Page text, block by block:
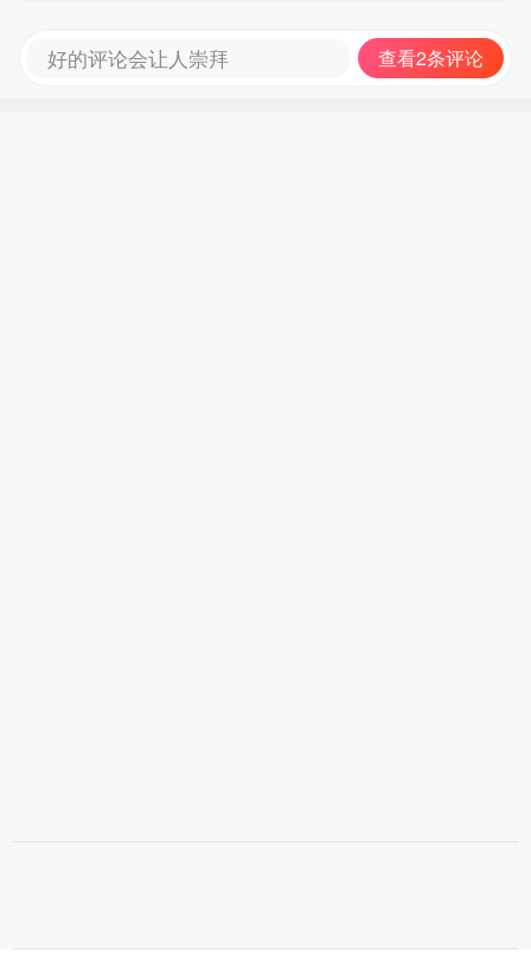
好的评论会让人崇拜 查看2条评论